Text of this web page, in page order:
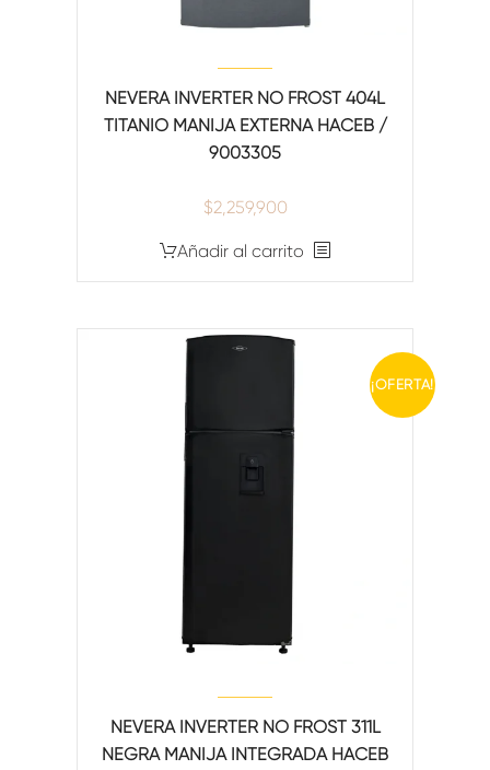
NEVERA INVERTER NO FROST 404L
TITANIO MANIJA EXTERNA HACEB /
9003305
$2,259,900
Añadir al carrito
¡OFERTA!
NEVERA INVERTER NO FROST 311L
NEGRA MANIJA INTEGRADA HACEB